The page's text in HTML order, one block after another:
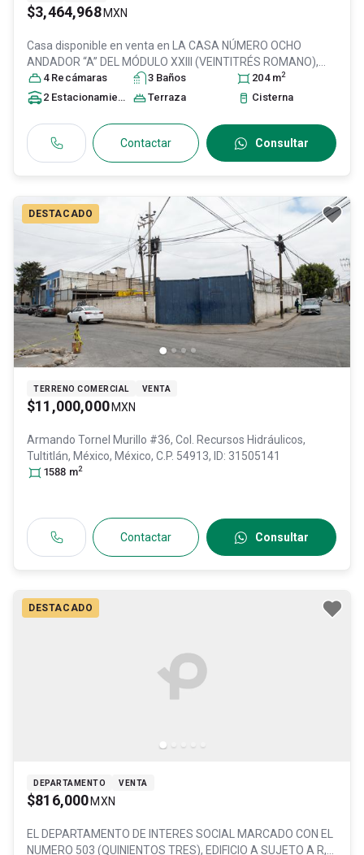
$3,464,968 MXN
Casa disponible en venta en
LA CASA NÚMERO OCHO
ANDADOR “A” DEL MÓDULO XXIII (VEINTITRÉS ROMANO),
DEL CONJUNTO HABITACIONAL EN C, Col. Jardines de los
Claustros I,Tultitlán , México, México , C.P. 54935, ID:
4 Recámaras 3 Baños 204 m2
2 Estacionamiento s Terraza Cisterna
Contactar Consultar
DESTACADO
TERRENO COMERCIAL VENTA
$11,000,000 MXN
Armando Tornel Murillo #36, Col. Recursos Hidráulicos,
Tultitlán, México, México, C.P. 54913, ID: 31505141
1588 m2
Contactar Consultar
DESTACADO
DEPARTAMENTO VENTA
$816,000 MXN
EL DEPARTAMENTO DE INTERES SOCIAL MARCADO CON EL
NUMERO 503 (QUINIENTOS TRES), EDIFICIO A SUJETO A R,